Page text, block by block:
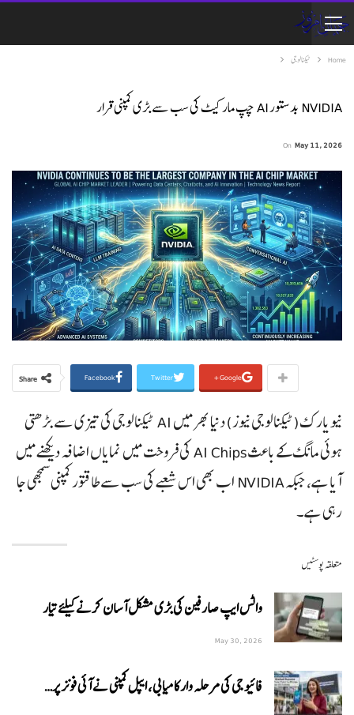
Home ٹیکنالوجی
NVIDIA بدستور AI چپ مارکیٹ کی سب سے بڑی کمپنی قرار
On May 11, 2026
Share Facebook Twitter Google+
نیو یارک(ٹیکنالوجی نیوز) دنیا بھر میں AI ٹیکنالوجی کی تیزی سے بڑھتی
ہوئی مانگ کے باعث AI Chips کی فروخت میں نمایاں اضافہ دیکھنے میں
آیا ہے، جبکہ NVIDIA اب بھی اس شعبے کی سب سے طاقتور کمپنی سمجھی جا
رہی ہے۔
متعلقہ پوسٹیں
واٹس ایپ صارفین کی بڑی مشکل آسان کرنے کیلئے تیار
May 30, 2026
فائیو جی کی مرحلہ وار کامیابی، ایپل کمپنی نے آئی فونز پر…